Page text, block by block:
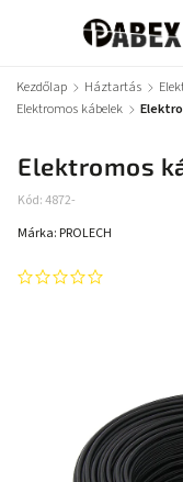
Kezdőlap / Háztartás /
Elektromos kábelek /
Elektromos
Kód:4872-
Márka: PROLECH